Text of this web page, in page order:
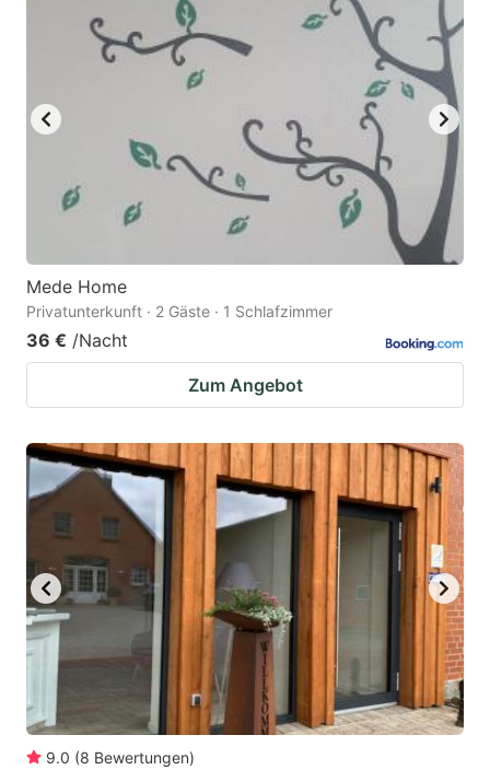
Mede Home
Privatunterkunft · 2 Gäste · 1 Schlafzimmer
36 € /Nacht
Zum Angebot
9.0 (8 Bewertungen)